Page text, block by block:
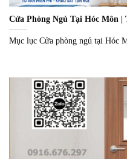
Cửa Phòng Ngủ Tại Hóc Môn
Mục lục Cửa phòng ngủ tại Hóc